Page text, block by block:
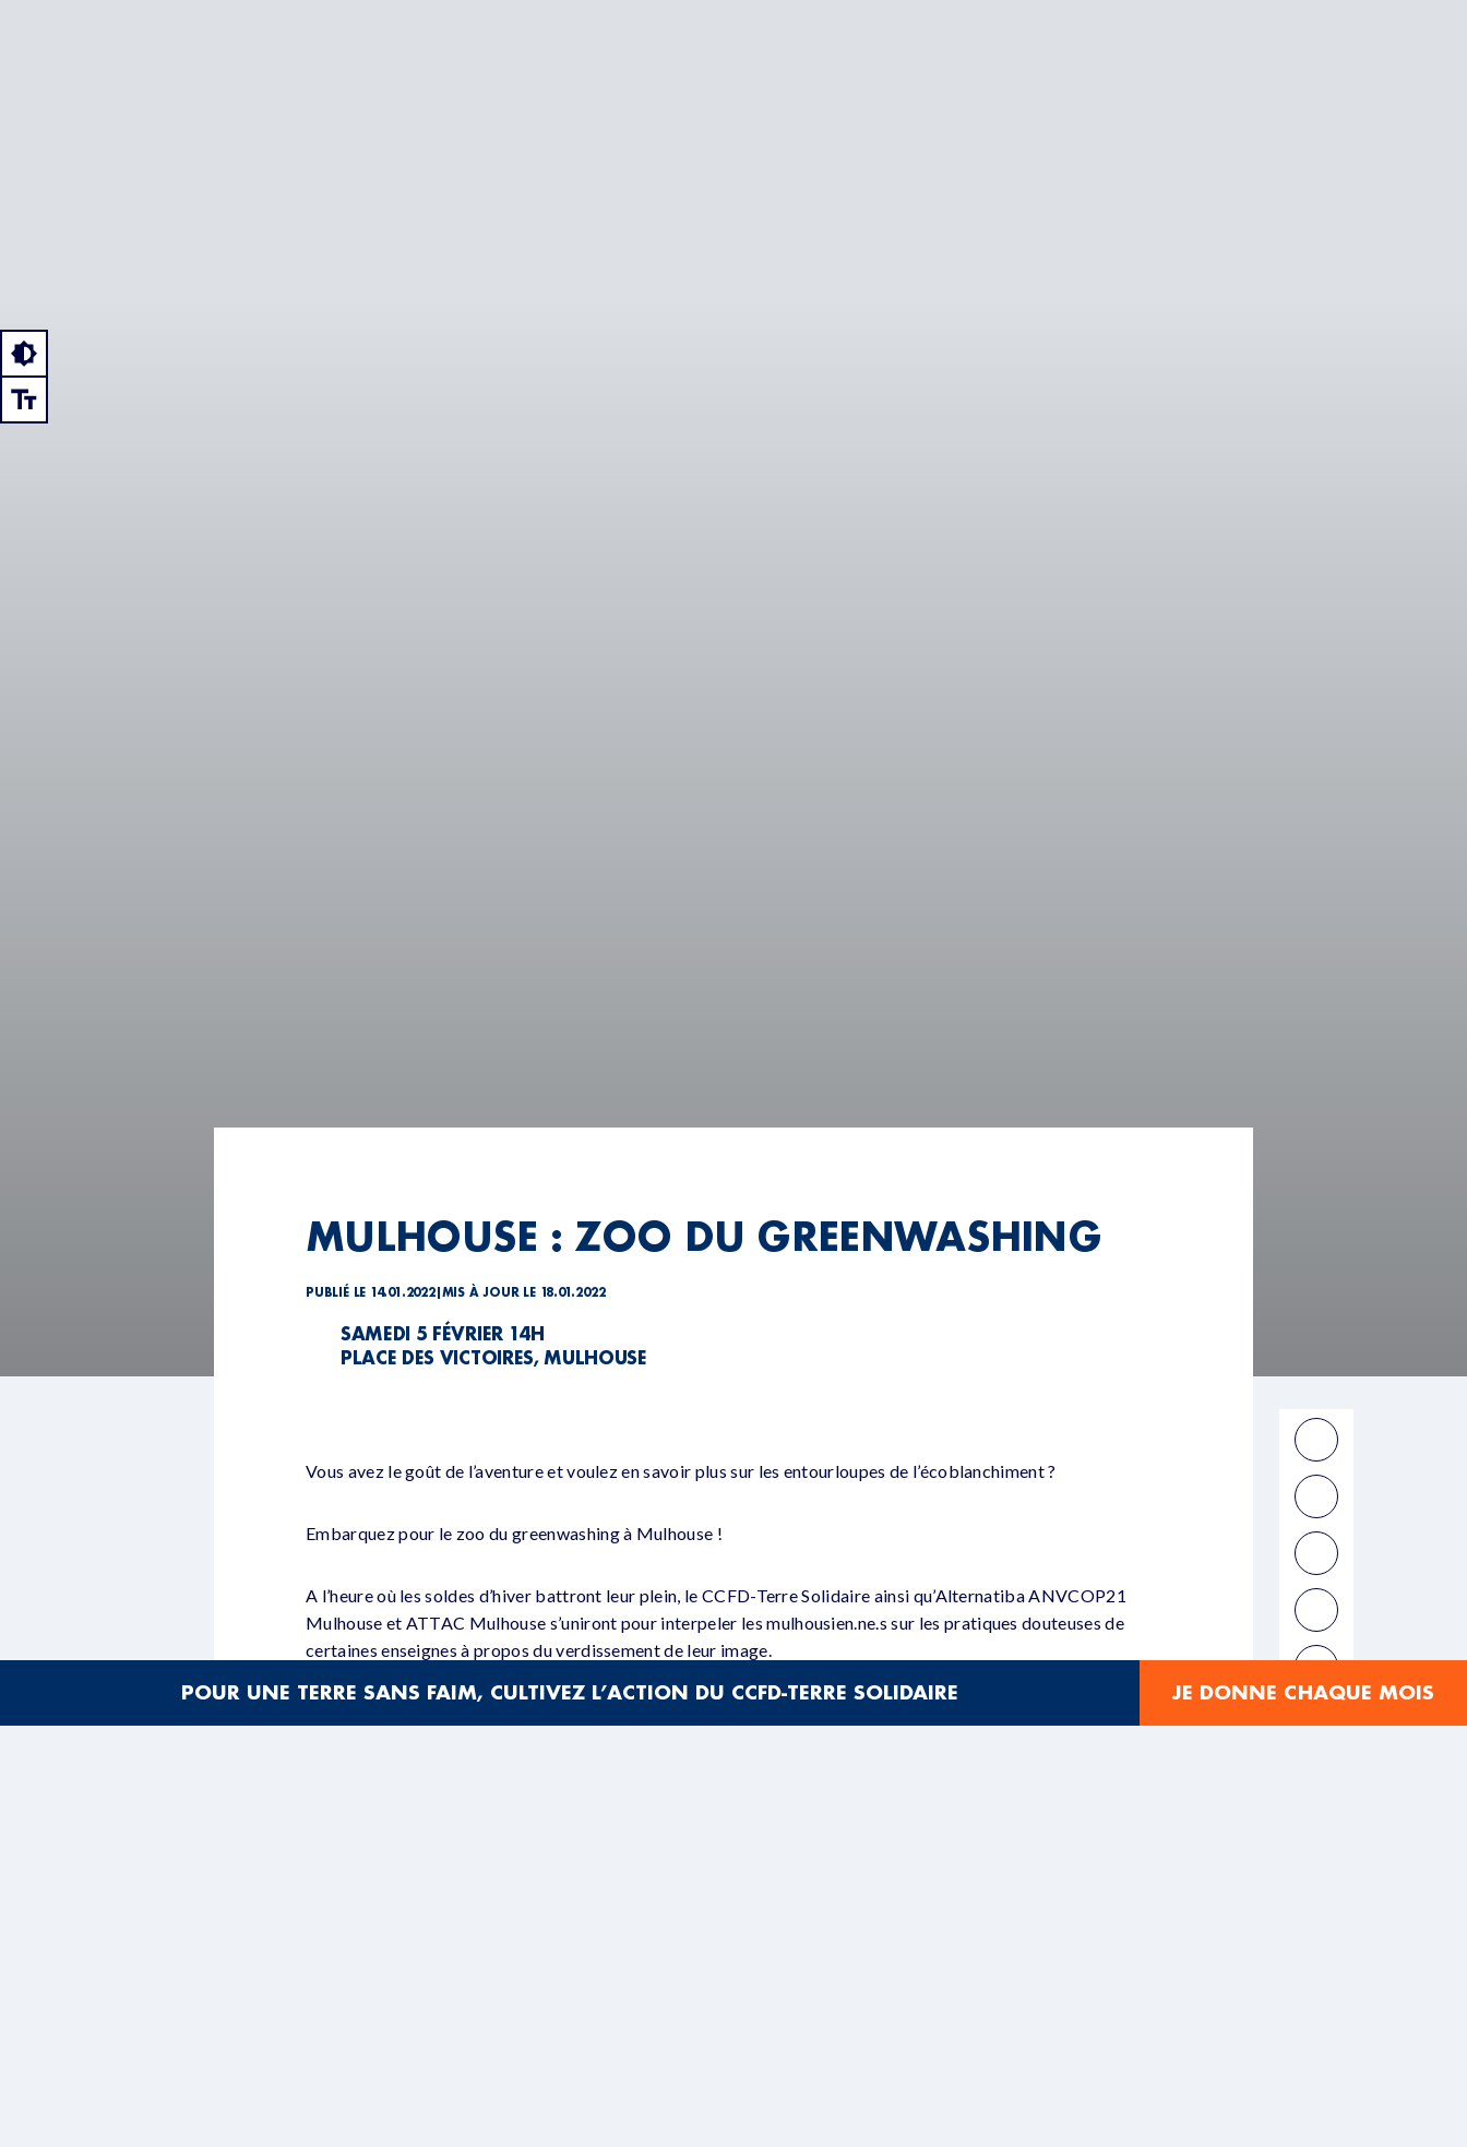
MULHOUSE : ZOO DU GREENWASHING
PUBLIÉ LE 14.01.2022| MIS À JOUR LE 18.01.2022
SAMEDI 5 FÉVRIER 14H
PLACE DES VICTOIRES, MULHOUSE
Vous avez le goût de l’aventure et voulez en savoir plus sur les entourloupes de l’écoblanchiment ?
Embarquez pour le zoo du greenwashing à Mulhouse !
A l’heure où les soldes d’hiver battront leur plein, le CCFD-Terre Solidaire ainsi qu’Alternatiba ANVCOP21
Mulhouse et ATTAC Mulhouse s’uniront pour interpeler les mulhousien.ne.s sur les pratiques douteuses de
certaines enseignes à propos du verdissement de leur image.
POUR UNE TERRE SANS FAIM, CULTIVEZ L’ACTION DU CCFD-TERRE SOLIDAIRE JE DONNE CHAQUE MOIS